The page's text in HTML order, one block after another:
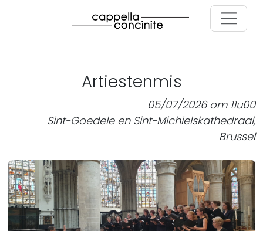
Artiestenmis
05/07/2026 om 11u00
Sint-Goedele en Sint-Michielskathedraal,
Brussel